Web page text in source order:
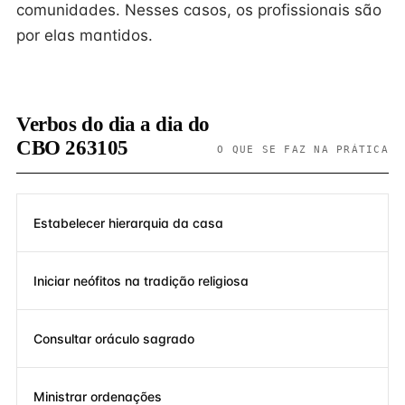
comunidades. Nesses casos, os profissionais são
por elas mantidos.
Verbos do dia a dia do
CBO 263105
O QUE SE FAZ NA PRÁTICA
Estabelecer hierarquia da casa
Iniciar neófitos na tradição religiosa
Consultar oráculo sagrado
Ministrar ordenações